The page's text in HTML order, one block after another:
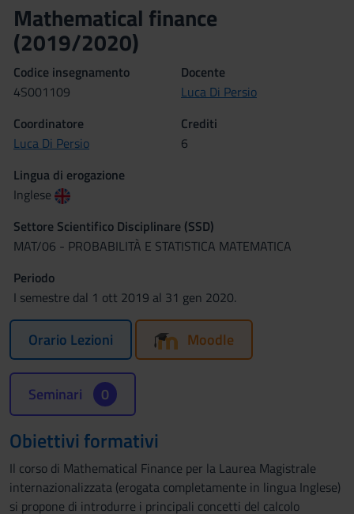
Mathematical finance
(2019/2020)
Codice insegnamento
4S001109
Docente
Luca Di Persio
Coordinatore
Luca Di Persio
Crediti
6
Lingua di erogazione
Inglese
Settore Scientifico Disciplinare (SSD)
MAT/06 - PROBABILITÀ E STATISTICA MATEMATICA
Periodo
I semestre dal 1 ott 2019 al 31 gen 2020.
Orario Lezioni Moodle
Seminari 0
Obiettivi formativi
Il corso di Mathematical Finance per la Laurea Magistrale
internazionalizzata (erogata completamente in lingua Inglese)
si propone di introdurre i principali concetti del calcolo